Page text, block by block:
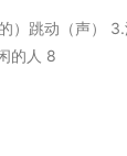
）跳动（声）
的人 8